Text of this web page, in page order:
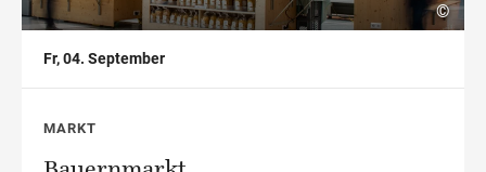
©
Fr, 04. September
MARKT